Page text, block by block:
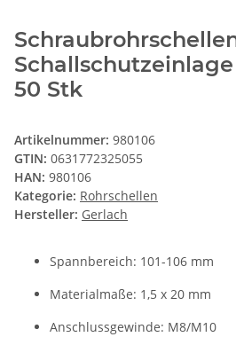
Schallschutzeinlage
50 Stk
Artikelnummer: 980106
GTIN: 0631772325055
HAN: 980106
Kategorie: Rohrschellen
Hersteller: Gerlach
Spannbereich: 101-106 mm
Materialmaße: 1,5 x 20 mm
Anschlussgewinde: M8/M10